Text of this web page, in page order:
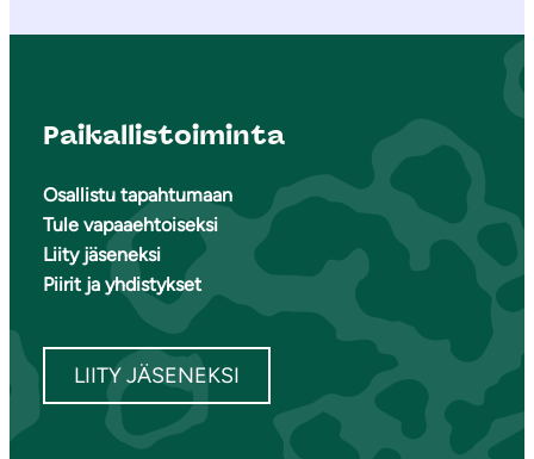
Paikallistoiminta
Osallistu tapahtumaan
Tule vapaaehtoiseksi
Liity jäseneksi
Piirit ja yhdistykset
LIITY JÄSENEKSI